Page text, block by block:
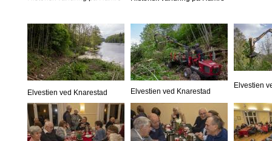
Elvestien ved Knarestad Elvestien ved Knarestad
Elvestien